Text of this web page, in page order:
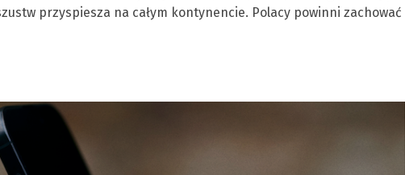
przyspiesza na całym kontynencie. Polacy powinni zachować